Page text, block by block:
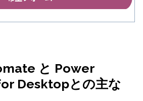
と Power
Desktopとの主な